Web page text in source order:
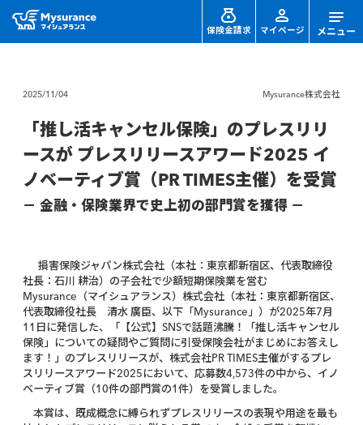
保険金請求 マイページ
2025/11/04 Mysurance株式会社
「推し活キャンセル保険」のプレスリリ
ースが プレスリリースアワード2025 イ
ノベーティブ賞（PR TIMES主催）を受賞
－ 金融・保険業界で史上初の部門賞を獲得 －
損害保険ジャパン株式会社（本社：東京都新宿区、代表取締役
社長：石川 耕治）の子会社で少額短期保険業を営む
Mysurance（マイシュアランス）株式会社（本社：東京都新宿区、
代表取締役社長 清水 廣臣、以下「Mysurance」）が2025年7月
11日に発信した、「【公式】SNSで話題沸騰！「推し活キャンセル
保険」についての疑問やご質問に引受保険会社がまじめにお答えし
ます！」のプレスリリースが、株式会社PR TIMES主催がするプレ
スリリースアワード2025において、応募数4,573件の中から、イノ
ベーティブ賞（10件の部門賞の1件）を受賞しました。
本賞は、既成概念に縛られずプレスリリースの表現や用途を最も